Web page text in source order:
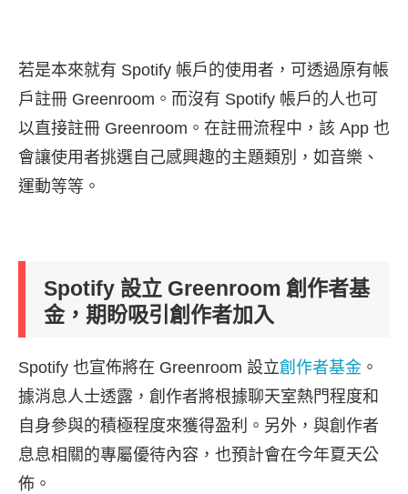
若是本來就有 Spotify 帳戶的使用者，可透過原有帳
戶註冊 Greenroom。而沒有 Spotify 帳戶的人也可
以直接註冊 Greenroom。在註冊流程中，該 App 也
會讓使用者挑選自己感興趣的主題類別，如音樂、
運動等等。
Spotify 設立 Greenroom 創作者基
金，期盼吸引創作者加入
Spotify 也宣佈將在 Greenroom 設立創作者基金 。
據消息人士透露，創作者將根據聊天室熱門程度和
自身參與的積極程度來獲得盈利。另外，與創作者
息息相關的專屬優待內容，也預計會在今年夏天公
佈。